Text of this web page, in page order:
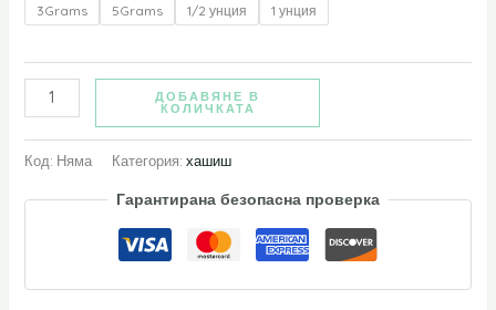
3Grams 5Grams 1/2 унция 1 унция
ДОБАВЯНЕ В
КОЛИЧКАТА
Код: Няма Категория: хашиш
Гарантирана безопасна проверка